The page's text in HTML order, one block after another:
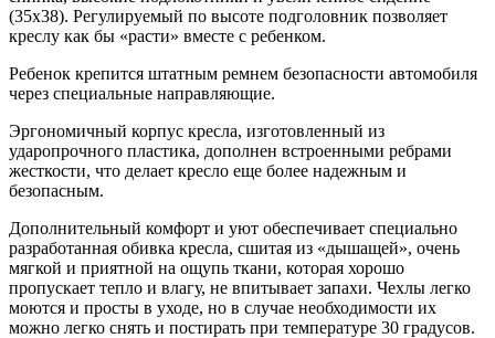
(35х38). Регулируемый по высоте подголовник позволяет
креслу как бы «расти» вместе с ребенком.
Ребенок крепится штатным ремнем безопасности автомобиля
через специальные направляющие.
Эргономичный корпус кресла, изготовленный из
ударопрочного пластика, дополнен встроенными ребрами
жесткости, что делает кресло еще более надежным и
безопасным.
Дополнительный комфорт и уют обеспечивает специально
разработанная обивка кресла, сшитая из «дышащей», очень
мягкой и приятной на ощупь ткани, которая хорошо
пропускает тепло и влагу, не впитывает запахи. Чехлы легко
моются и просты в уходе, но в случае необходимости их
можно легко снять и постирать при температуре 30 градусов.